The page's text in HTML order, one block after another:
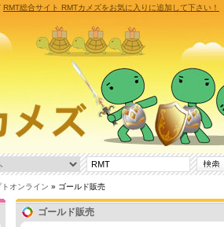
RMT総合サイト RMTカメズをお気に入りに追加して下さい！
オンライン » ゴールド販売
ゴールド販売